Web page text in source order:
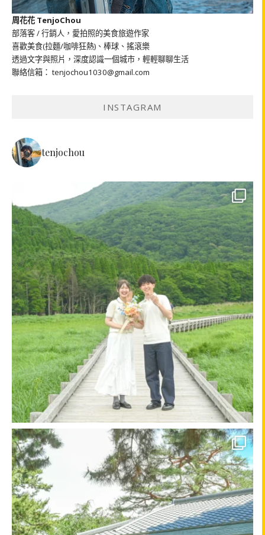
周花花 TenjoChou
部落客 / 行銷人，愛拍照的美食旅遊作家
喜歡美食(拉麵/咖啡狂熱)、棒球、搖滾樂
透過文字與照片，深度認識一個城市，輕輕聊聊生活
聯絡信箱： tenjochou1030@gmail.com
INSTAGRAM
tenjochou